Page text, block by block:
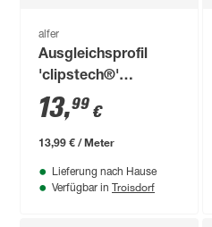
alfer
Ausgleichsprofil
'clipstech®'
Aluminium
champagner 1000 x
40 mm
13,99 €
13,99 € / Meter
Lieferung nach Hause
Verfügbar in Troisdorf